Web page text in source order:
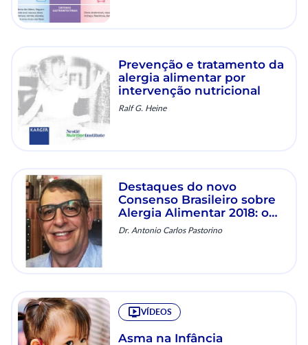
Prevenção e tratamento da
alergia alimentar por
intervenção nutricional
Ralf G. Heine
Destaques do novo
Consenso Brasileiro sobre
Alergia Alimentar 2018: o
que mudou?
Dr. Antonio Carlos Pastorino
VÍDEOS
Asma na Infância